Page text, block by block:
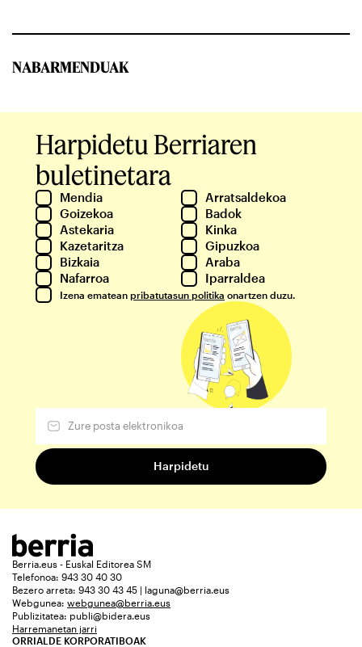
NABARMENDUAK
Harpidetu Berriaren
buletinetara
Mendia
Arratsaldekoa
Goizekoa
Badok
Astekaria
Kinka
Kazetaritza
Gipuzkoa
Bizkaia
Araba
Nafarroa
Iparraldea
Izena ematean pribatutasun politika onartzen duzu.
Berria.eus - Euskal Editorea SM
Telefonoa: 943 30 40 30
Bezero arreta: 943 30 43 45 | laguna@berria.eus
Webgunea: webgunea@berria.eus
Publizitatea: publi@bidera.eus
Harremanetan jarri
ORRIALDE KORPORATIBOAK